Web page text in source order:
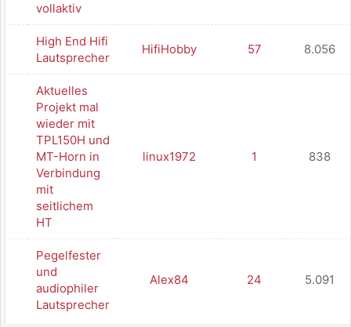
vollaktiv
High End Hifi
Lautsprecher
HifiHobby 57 8.056
Aktuelles
Projekt mal
wieder mit
TPL150H und
MT-Horn in
Verbindung
mit
seitlichem
HT
linux1972 1 838
Pegelfester
und
audiophiler
Lautsprecher
Alex84 24 5.091